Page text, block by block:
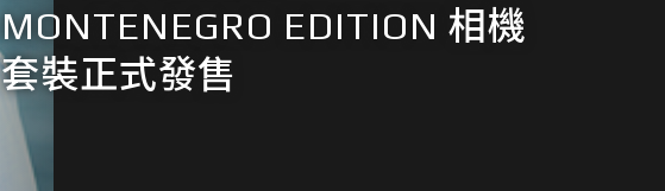
MONTENEGRO EDITION 相機
套裝正式發售